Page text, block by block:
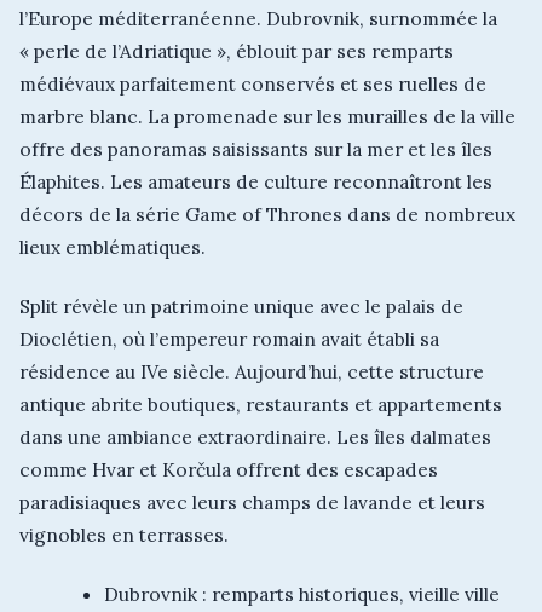
l’Europe méditerranéenne. Dubrovnik, surnommée la
« perle de l’Adriatique », éblouit par ses remparts
médiévaux parfaitement conservés et ses ruelles de
marbre blanc. La promenade sur les murailles de la ville
offre des panoramas saisissants sur la mer et les îles
Élaphites. Les amateurs de culture reconnaîtront les
décors de la série Game of Thrones dans de nombreux
lieux emblématiques.
Split révèle un patrimoine unique avec le palais de
Dioclétien, où l’empereur romain avait établi sa
résidence au IVe siècle. Aujourd’hui, cette structure
antique abrite boutiques, restaurants et appartements
dans une ambiance extraordinaire. Les îles dalmates
comme Hvar et Korčula offrent des escapades
paradisiaques avec leurs champs de lavande et leurs
vignobles en terrasses.
Dubrovnik : remparts historiques, vieille ville